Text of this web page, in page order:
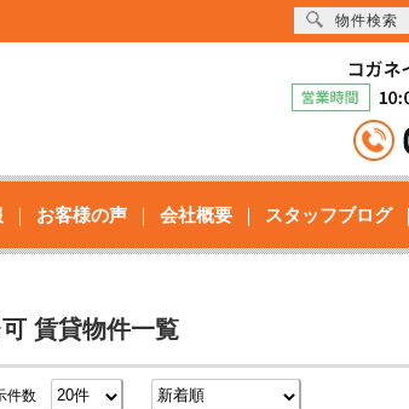
お客様の声 会社概要 スタッフブログ
賃貸物件一覧
件数
物件検索